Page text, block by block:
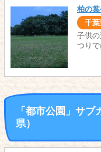
柏の葉
千
子供
つりで
「都市公園」サ
県）